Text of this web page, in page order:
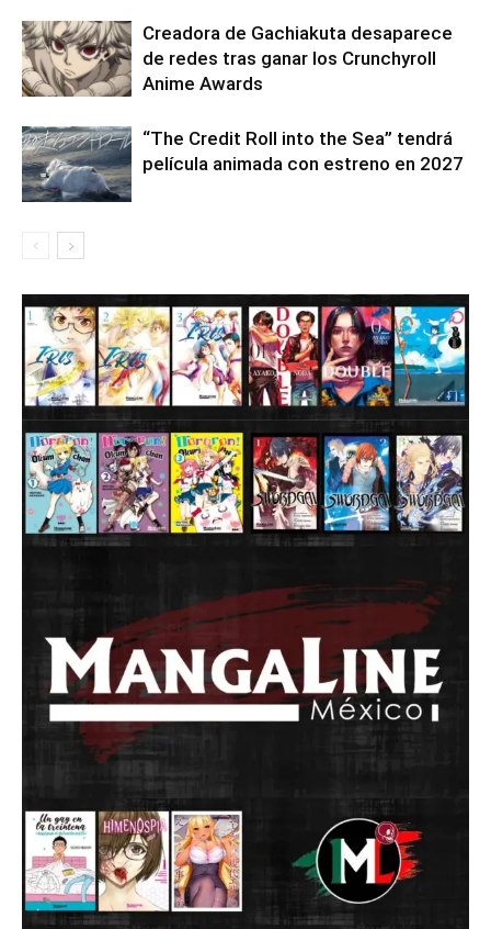
Creadora de Gachiakuta desaparece
de redes tras ganar los Crunchyroll
Anime Awards
“The Credit Roll into the Sea” tendrá
película animada con estreno en 2027